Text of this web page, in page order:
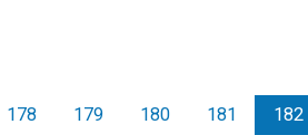
178 179 180 181 182